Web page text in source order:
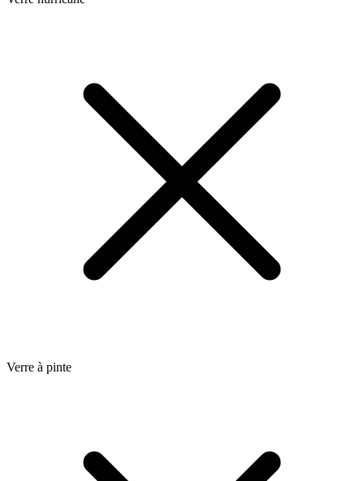
Verre à pinte